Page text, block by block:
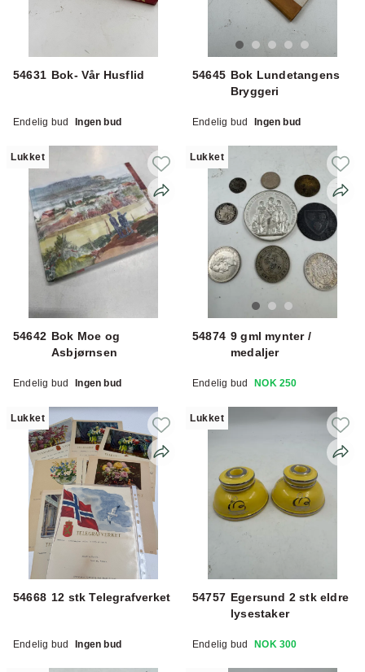
54631 Bok- Vår Husflid
Endelig bud Ingen bud
54645 Bok Lundetangens
Bryggeri
Endelig bud Ingen bud
Lukket
54642 Bok Moe og
Asbjørnsen
Endelig bud Ingen bud
Lukket
54874 9 gml mynter /
medaljer
Endelig bud NOK 250
Lukket
54668 12 stk Telegrafverket
Endelig bud Ingen bud
Lukket
54757 Egersund 2 stk eldre
lysestaker
Endelig bud NOK 300